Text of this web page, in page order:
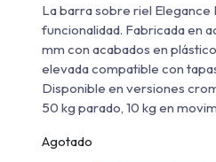
La barra sobre riel
funcionalidad. Fabricada en
mm con acabados en
elevada compatible con
Disponible en versiones
50 kg parado, 10 kg en
Agotado